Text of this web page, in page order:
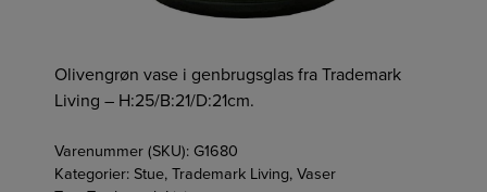
Olivengrøn vase i genbrugsglas fra Trademark
Living – H:25/B:21/D:21cm.
Varenummer (SKU):G1680
Kategorier:Stue,Trademark Living,Vaser